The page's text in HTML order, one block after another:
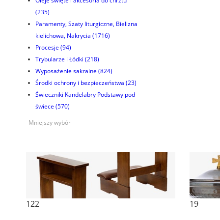
(235)
Paramenty, Szaty liturgiczne, Bielizna
kielichowa, Nakrycia (1716)
Procesje (94)
Trybularze i Łódki (218)
Wyposażenie sakralne (824)
Środki ochrony i bezpieczeństwa (23)
Świeczniki Kandelabry Podstawy pod
świece (570)
Mniejszy wybór
122 19